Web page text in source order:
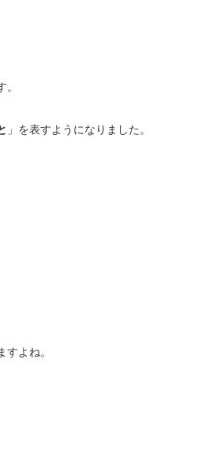
」を表すようになりました。
よね。